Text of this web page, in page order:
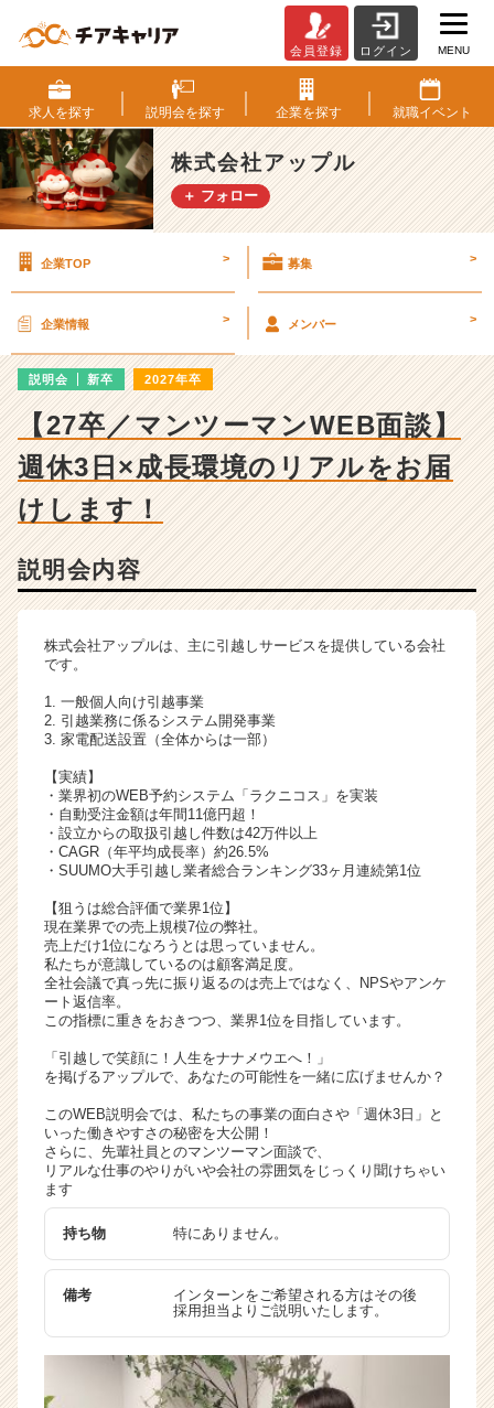
式
会
社
ア
ッ
プ
明
細
|
ン
チ
ャ
業
か
ら
ウ
ト
く
就
活
サ
ト
チ
ア
キ
リ
ア
（C
e
e
r
r
e
e
r）
会員登録 ログイン MENU
求人を探す 説明会を探す 企業を探す 就職イベント
株式会社アップル
＋ フォロー
企業TOP > 募集 >
企業情報 > メンバー >
説明会 新卒 2027年卒
【27卒／マンツーマンWEB面談】
週休3日×成長環境のリアルをお届
けします！
説明会内容
株式会社アップルは、主に引越しサービスを提供している会社
です。
1. 一般個人向け引越事業
2. 引越業務に係るシステム開発事業
3. 家電配送設置（全体からは一部）
【実績】
・業界初のWEB予約システム「ラクニコス」を実装
・自動受注金額は年間11億円超！
・設立からの取扱引越し件数は42万件以上
・CAGR（年平均成長率）約26.5%
・SUUMO大手引越し業者総合ランキング33ヶ月連続第1位
【狙うは総合評価で業界1位】
現在業界での売上規模7位の弊社。
売上だけ1位になろうとは思っていません。
私たちが意識しているのは顧客満足度。
全社会議で真っ先に振り返るのは売上ではなく、NPSやアンケ
ート返信率。
この指標に重きをおきつつ、業界1位を目指しています。
「引越しで笑顔に！人生をナナメウエへ！」
を掲げるアップルで、あなたの可能性を一緒に広げませんか？
このWEB説明会では、私たちの事業の面白さや「週休3日」と
いった働きやすさの秘密を大公開！
さらに、先輩社員とのマンツーマン面談で、
リアルな仕事のやりがいや会社の雰囲気をじっくり聞けちゃい
ます
持ち物 特にありません。
備考
インターンをご希望される方はその後
採用担当よりご説明いたします。